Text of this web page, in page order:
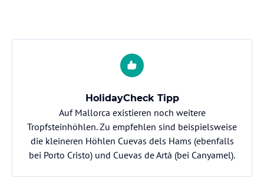
HolidayCheck Tipp
Auf Mallorca existieren noch weitere
Tropfsteinhöhlen. Zu empfehlen sind beispielsweise
die kleineren Höhlen Cuevas dels Hams (ebenfalls
bei Porto Cristo) und Cuevas de Artà (bei Canyamel).